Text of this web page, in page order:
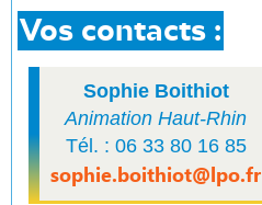
Vos contacts :
Sophie Boithiot
Animation Haut-Rhin
Tél. : 06 33 80 16 85
sophie.boithiot@lpo.fr